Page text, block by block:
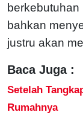
berkebutuhan
bahkan
justru akan
Baca Juga :
Setelah
Rumahnya